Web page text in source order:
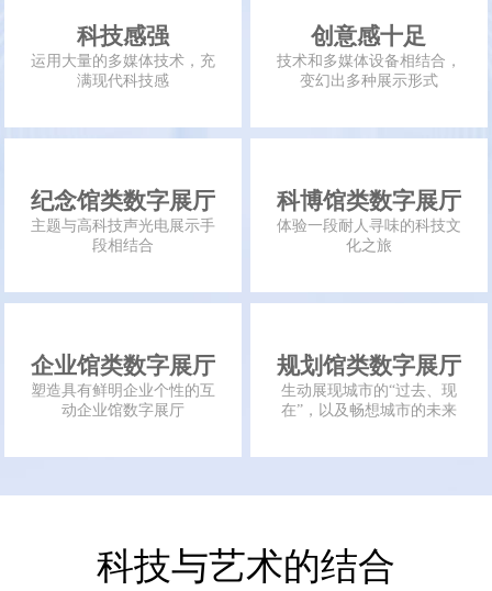
科技感强
运用大量的多媒体技术，充
满现代科技感
创意感十足
技术和多媒体设备相结合，
变幻出多种展示形式
纪念馆类数字展厅
主题与高科技声光电展示手
段相结合
科博馆类数字展厅
体验一段耐人寻味的科技文
化之旅
企业馆类数字展厅
塑造具有鲜明企业个性的互
动企业馆数字展厅
规划馆类数字展厅
生动展现城市的“过去、现
在”，以及畅想城市的未来
科技与艺术的结合